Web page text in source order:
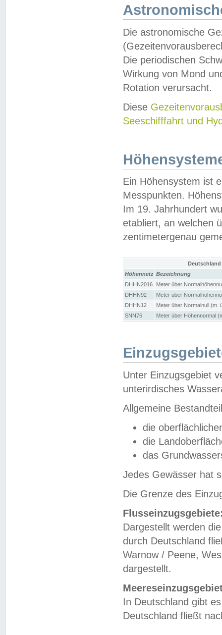
Die astronomische
Die periodischen
Wirkung von Mond
Rotation verursacht.
Diese
Seeschifffahrt und
Ein Höhensystem ist
Messpunkten.
Im 19. Jahrhundert
etabliert, an welchen
zentimetergenau
Höhennetz Bezeichnung
DHHN2016
Meter über
DHHN92
Meter über
DHHN12
Meter über Normalnull (m.
SNN76
Meter über Höhennormal
Unter Einzugsgebiet
unterirdisches
Allgemeine
die
die
das
Jedes Gewässer hat
Die Grenze des
Dargestellt werden
durch Deutschland
Warnow / Peene,
dargestellt.
In Deutschland gibt
Deutschland fließt